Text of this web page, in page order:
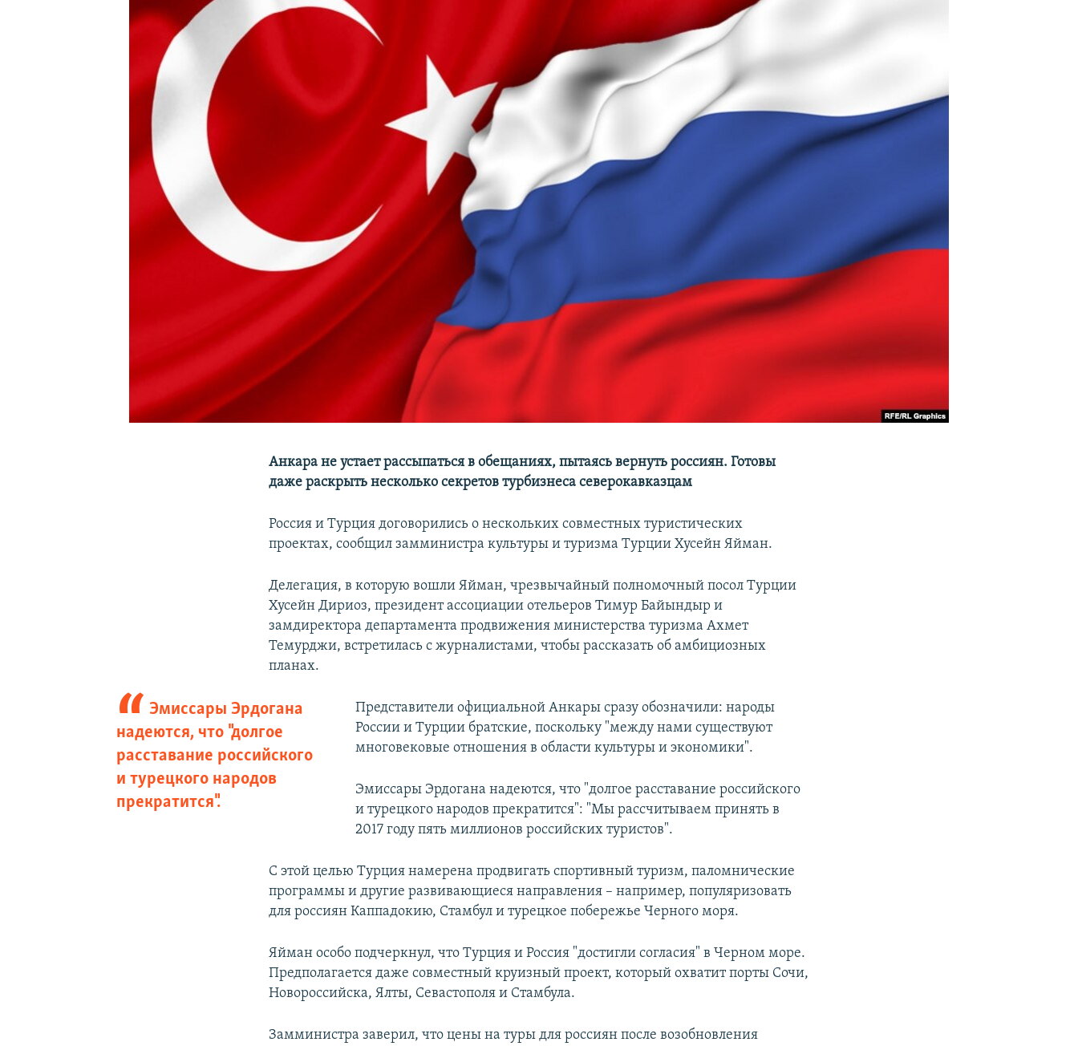
ПОДПИШИТЕСЬ НА РАССЫЛКУ
Анкара не устает рассыпаться в обещаниях, пытаясь вернуть россиян. Готовы
даже раскрыть несколько секретов турбизнеса северокавказцам
Россия и Турция договорились о нескольких совместных туристических
проектах, сообщил замминистра культуры и туризма Турции Хусейн Яйман.
Делегация, в которую вошли Яйман, чрезвычайный полномочный посол Турции
Хусейн Дириоз, президент ассоциации отельеров Тимур Байындыр и
замдиректора департамента продвижения министерства туризма Ахмет
Темурджи, встретилась с журналистами, чтобы рассказать об амбициозных
планах.
Эмиссары Эрдогана
надеются, что "долгое
расставание российского
и турецкого народов
прекратится".
Представители официальной Анкары сразу обозначили: народы
России и Турции братские, поскольку "между нами существуют
многовековые отношения в области культуры и экономики".
Эмиссары Эрдогана надеются, что "долгое расставание российского
и турецкого народов прекратится": "Мы рассчитываем принять в
2017 году пять миллионов российских туристов".
С этой целью Турция намерена продвигать спортивный туризм, паломнические
программы и другие развивающиеся направления – например, популяризовать
для россиян Каппадокию, Стамбул и турецкое побережье Черного моря.
Яйман особо подчеркнул, что Турция и Россия "достигли согласия" в Черном море.
Предполагается даже совместный круизный проект, который охватит порты Сочи,
Новороссийска, Ялты, Севастополя и Стамбула.
Замминистра заверил, что цены на туры для россиян после возобновления